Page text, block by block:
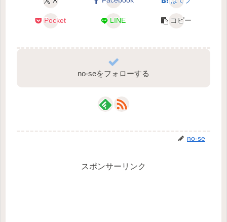
Pocket LINE コピー
no-seをフォローする
no-se
スポンサーリンク